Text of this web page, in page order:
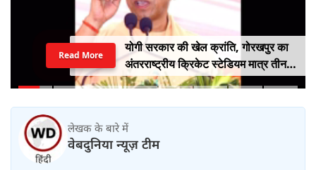
योगी सरकार की खेल क्रांति, गोरखपुर का
अंतरराष्ट्रीय क्रिकेट स्टेडियम मात्र तीन
महीने में लगभग 20% तैयार
Read More
लेखक के बारे में
वेबदुनिया न्यूज़ टीम